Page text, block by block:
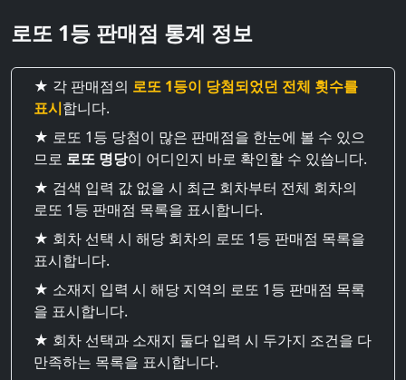
로또 1등 판매점 통계 정보
★ 각 판매점의 로또 1등이 당첨되었던 전체 횟수를
표시합니다.
★ 로또 1등 당첨이 많은 판매점을 한눈에 볼 수 있으
므로 로또 명당이 어디인지 바로 확인할 수 있씁니다.
★ 검색 입력 값 없을 시 최근 회차부터 전체 회차의
로또 1등 판매점 목록을 표시합니다.
★ 회차 선택 시 해당 회차의 로또 1등 판매점 목록을
표시합니다.
★ 소재지 입력 시 해당 지역의 로또 1등 판매점 목록
을 표시합니다.
★ 회차 선택과 소재지 둘다 입력 시 두가지 조건을 다
만족하는 목록을 표시합니다.